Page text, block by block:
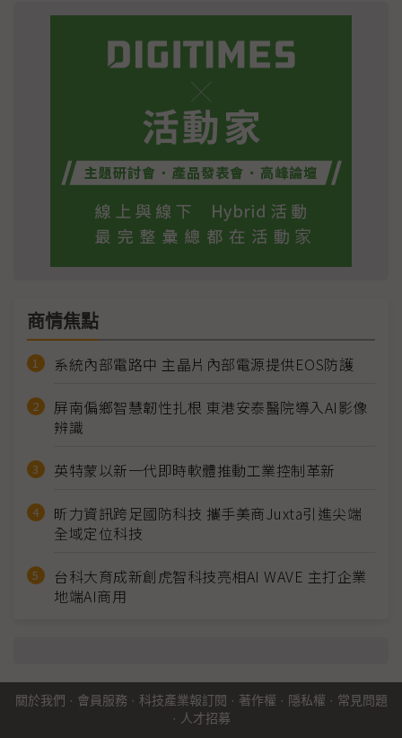
商情焦點
系統內部電路中 主晶片內部電源提供EOS防護
屏南偏鄉智慧韌性扎根 東港安泰醫院導入AI影像
辨識
英特蒙以新一代即時軟體推動工業控制革新
昕力資訊跨足國防科技 攜手美商Juxta引進尖端
全域定位科技
台科大育成新創虎智科技亮相AI WAVE 主打企業
地端AI商用
關於我們 · 會員服務 · 科技產業報訂閱 · 著作權 · 隱私權 · 常見問題
· 人才招募